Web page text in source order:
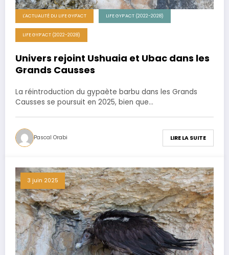
L'ACTUALITÉ DU LIFE GYP'ACT LIFE GYP’ACT (2022-2028)
LIFE GYP’ACT (2022-2028)
Univers rejoint Ushuaia et Ubac dans les
Grands Causses
La réintroduction du gypaète barbu dans les Grands
Causses se poursuit en 2025, bien que…
Pascal Orabi LIRE LA SUITE
3 juin 2025